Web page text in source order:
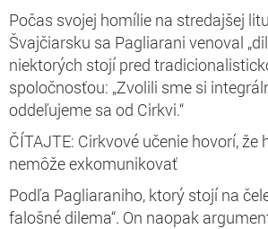
Počas svojej homílie na stredajšej
Švajčiarsku sa Pagliarani venoval
niektorých stojí pred
spoločnosťou: „Zvolili sme si
oddeľujeme sa od Cirkvi.“
ČÍTAJTE: Cirkvové učenie hovorí, že
nemôže exkomunikovať
Podľa Pagliaraniho, ktorý stojí na
falošné dilema“. On naopak